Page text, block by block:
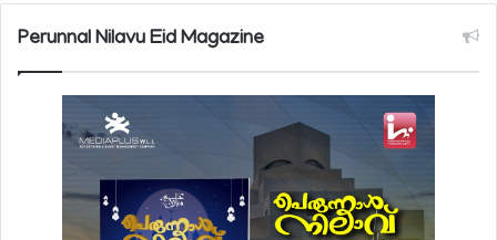
Perunnal Nilavu Eid Magazine